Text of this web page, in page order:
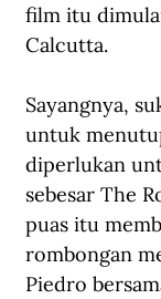
film itu
Calcutta.
Sayangnya,
untuk
diperlukan
sebesar The
puas itu
rombongan
Piedro